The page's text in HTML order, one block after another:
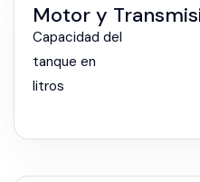
Motor y
Capacidad del
tanque en
litros